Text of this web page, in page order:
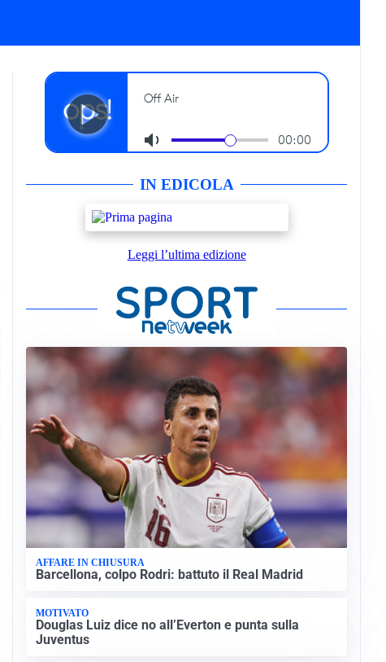
IN EDICOLA
Leggi l’ultima edizione
AFFARE IN CHIUSURA
Barcellona, colpo Rodri: battuto il Real Madrid
MOTIVATO
Douglas Luiz dice no all’Everton e punta sulla
Juventus